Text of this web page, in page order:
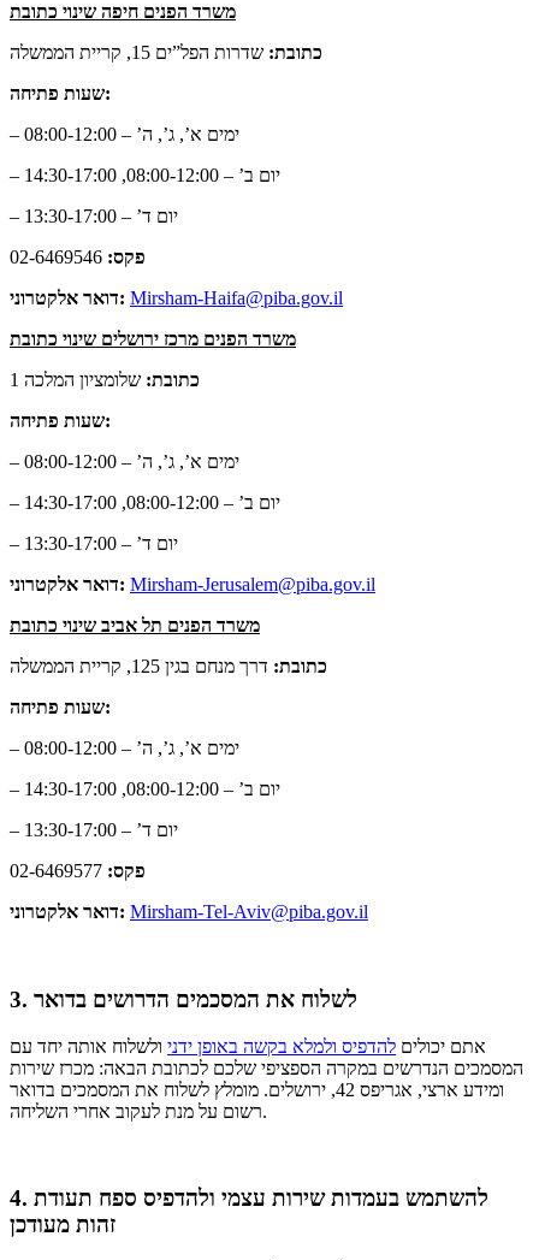
משרד הפנים חיפה שינוי כתובת
כתובת: שדרות הפל”ים 15, קריית הממשלה
שעות פתיחה:
– ימים א’, ג’, ה’ – 08:00-12:00
– יום ב’ – 08:00-12:00, 14:30-17:00
– יום ד’ – 13:30-17:00
פקס:
דואר אלקטרוני: Mirsham-Haifa@piba.gov.il
משרד הפנים מרכז ירושלים שינוי כתובת
כתובת: שלומציון המלכה 1
שעות פתיחה:
– ימים א’, ג’, ה’ – 08:00-12:00
– יום ב’ – 08:00-12:00, 14:30-17:00
– יום ד’ – 13:30-17:00
דואר אלקטרוני: Mirsham-Jerusalem@piba.gov.il
משרד הפנים תל אביב שינוי כתובת
כתובת: דרך מנחם בגין 125, קריית הממשלה
שעות פתיחה:
– ימים א’, ג’, ה’ – 08:00-12:00
– יום ב’ – 08:00-12:00, 14:30-17:00
– יום ד’ – 13:30-17:00
פקס:
דואר אלקטרוני: Mirsham-Tel-Aviv@piba.gov.il
3. לשלוח את המסכמים הדרושים בדואר
אתם יכולים להדפיס ולמלא בקשה באופן ידני ולשלוח אותה יחד עם
המסמכים הנדרשים במקרה הספציפי שלכם לכתובת הבאה: מכרז שירות
ומידע ארצי, אגריפס 42, ירושלים. מומלץ לשלוח את המסמכים בדואר
רשום על מנת לעקוב אחרי השליחה.
4. להשתמש בעמדות שירות עצמי ולהדפיס ספח תעודת
זהות מעודכן